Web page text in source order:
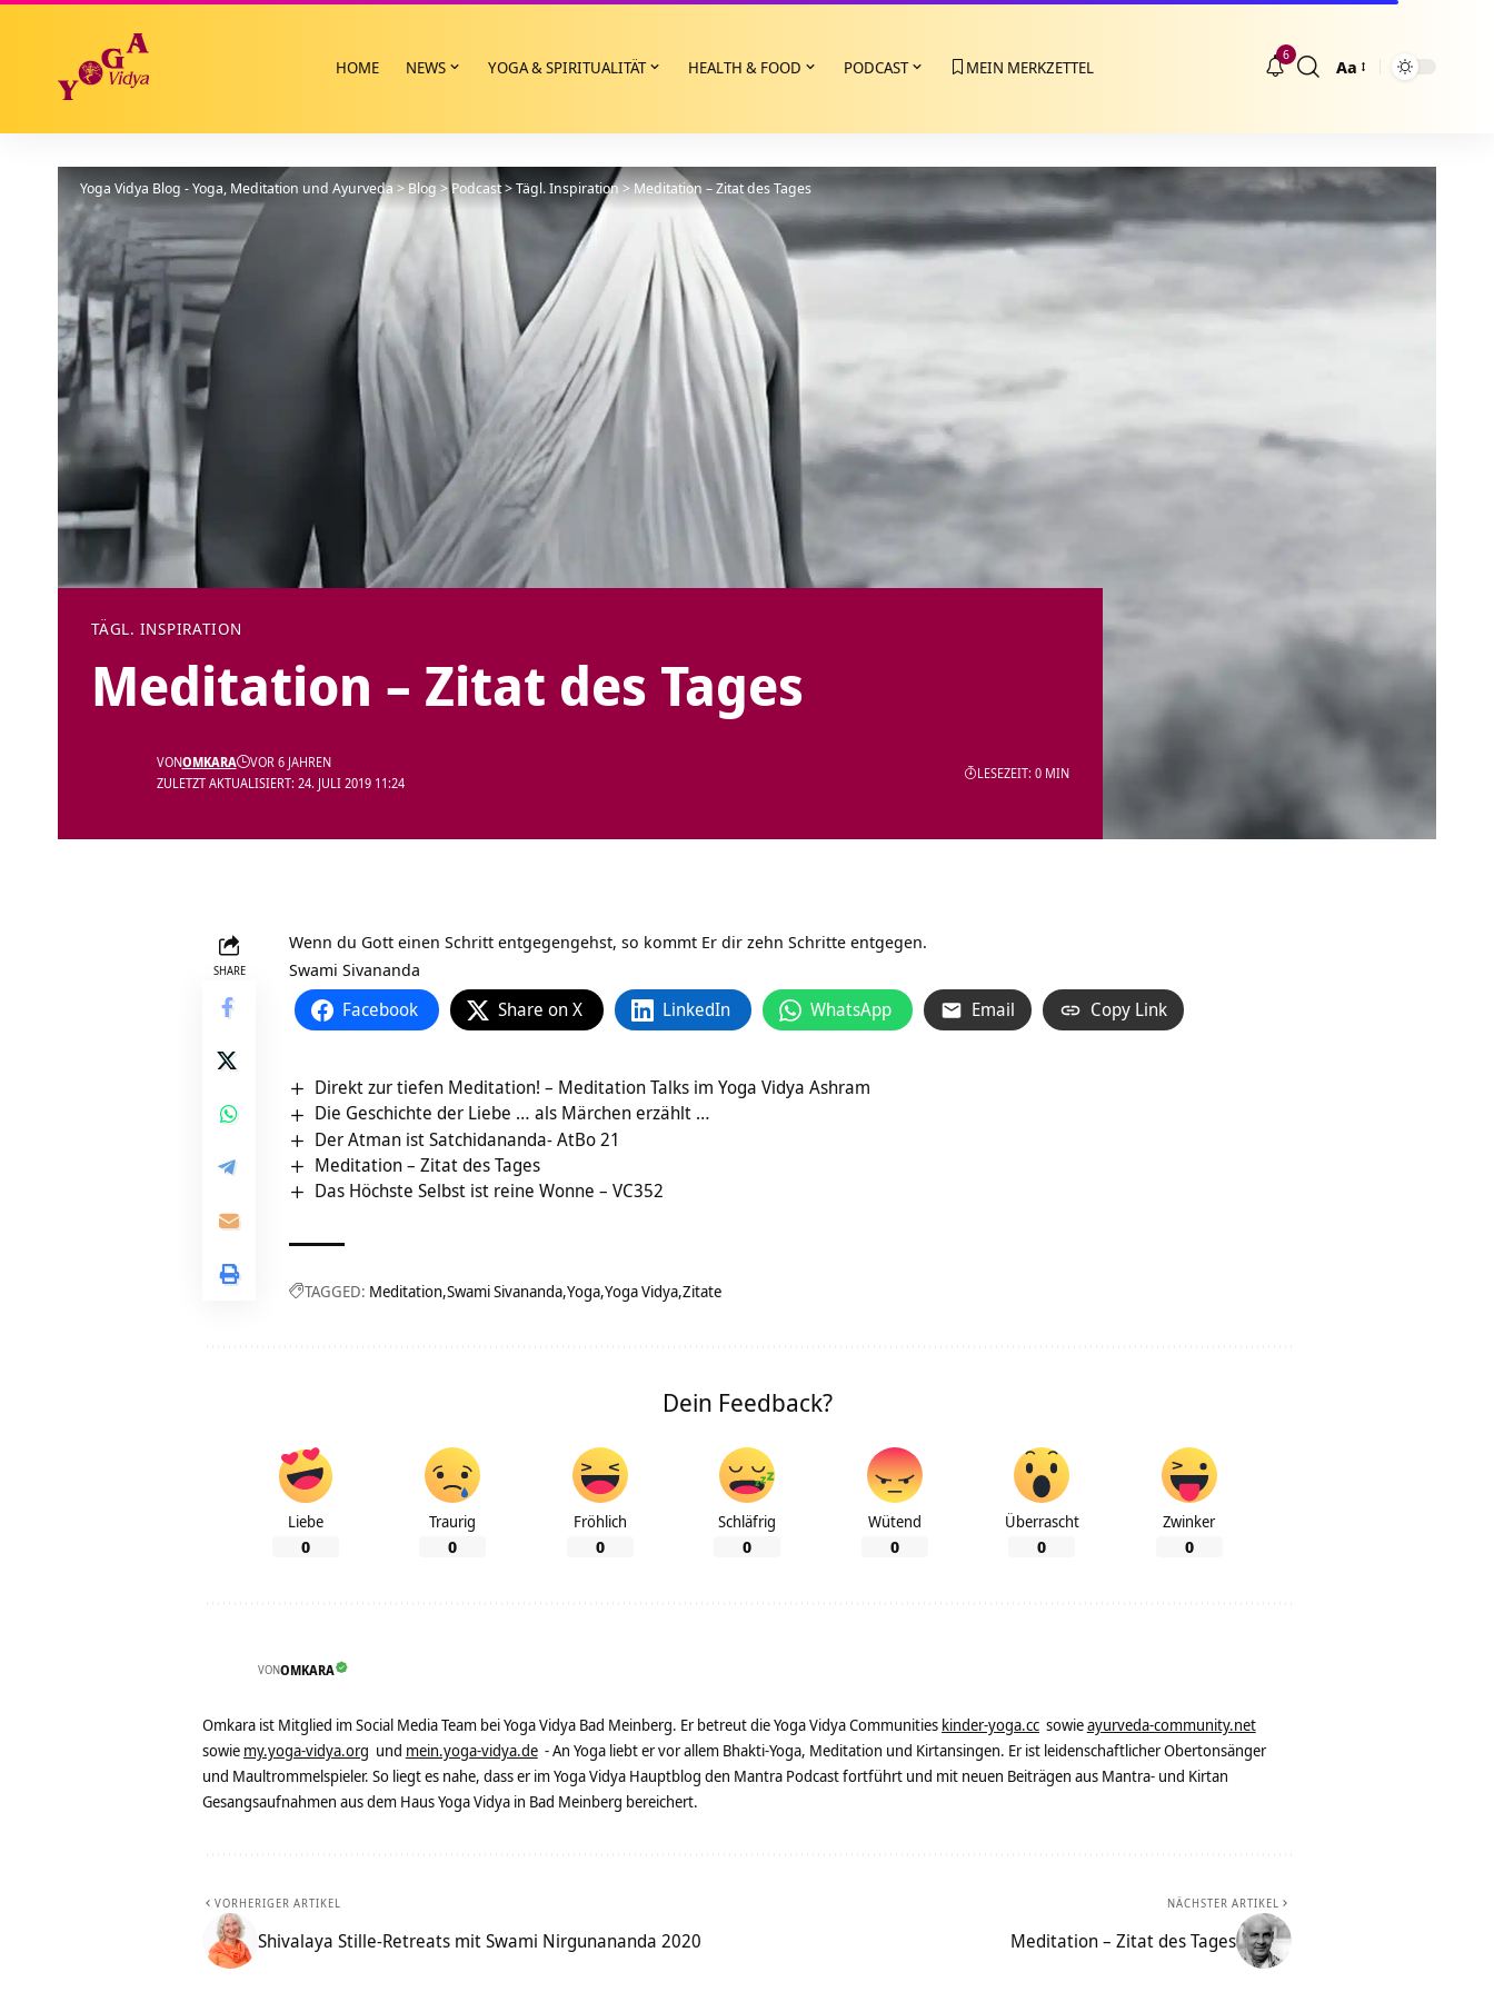
HOME NEWS YOGA & SPIRITUALITÄT HEALTH & FOOD PODCAST MEIN MERKZETTEL
6
Größenänderung
Aa
Yoga Vidya Blog - Yoga, Meditation und Ayurveda>Blog>Podcast>Tägl. Inspiration>Meditation – Zitat des Tages
TÄGL. INSPIRATION
Meditation – Zitat des Tages
ZULETZT AKTUALISIERT: 24. JULI 2019 11:24
VONOMKARA VOR 6 JAHREN
LESEZEIT: 0 MIN
SHARE
Wenn du Gott einen Schritt entgegengehst, so kommt Er dir zehn Schritte entgegen.
Swami Sivananda
Facebook Share on X LinkedIn WhatsApp Email Copy Link
Direkt zur tiefen Meditation! – Meditation Talks im Yoga Vidya Ashram
Die Geschichte der Liebe … als Märchen erzählt …
Der Atman ist Satchidananda- AtBo 21
Meditation – Zitat des Tages
Das Höchste Selbst ist reine Wonne – VC352
TAGGED: Meditation Swami Sivananda Yoga Yoga Vidya Zitate
Dein Feedback?
Liebe
0
Traurig
0
Fröhlich
0
Schläfrig
0
Wütend
0
Überrascht
0
Zwinker
0
VONOMKARA
Omkara ist Mitglied im Social Media Team bei Yoga Vidya Bad Meinberg. Er betreut die Yoga Vidya Communities kinder-yoga.cc sowieayurveda-community.net
sowie my.yoga-vidya.org und mein.yoga-vidya.de - An Yoga liebt er vor allem Bhakti-Yoga, Meditation und Kirtansingen. Er ist leidenschaftlicher Obertonsänger
und Maultrommelspieler. So liegt es nahe, dass er im Yoga Vidya Hauptblog den Mantra Podcast fortführt und mit neuen Beiträgen aus Mantra- und Kirtan
Gesangsaufnahmen aus dem Haus Yoga Vidya in Bad Meinberg bereichert.
VORHERIGER ARTIKEL
Shivalaya Stille-Retreats mit Swami Nirgunananda 2020
NÄCHSTER ARTIKEL
Meditation – Zitat des Tages